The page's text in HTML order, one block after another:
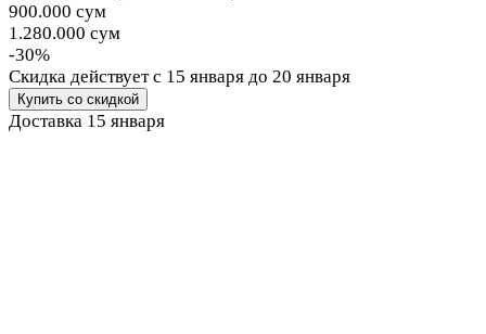
900.000 сум
1.280.000 сум
-30%
Cкидка действуетс 15 января до 20 января
Купить со скидкой
Доставка 15 января